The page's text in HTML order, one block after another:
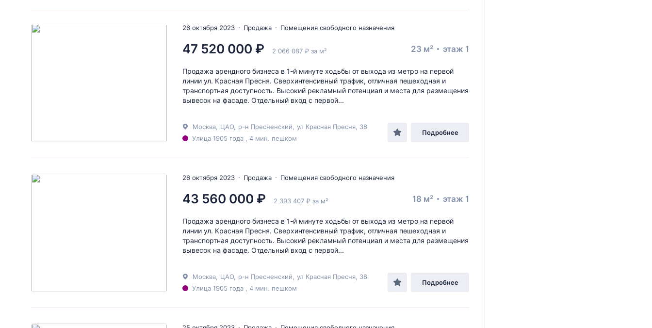
26 октября 2023 Продажа Помещения свободного назначения
47 520 000 ₽ 2 066 087 ₽ за м² 23 м² этаж 1
Продажа арендного бизнеса в 1-й минуте ходьбы от выхода из метро на первой
линии ул. Красная Пресня. Сверхинтенсивный трафик, отличная пешеходная и
транспортная доступность. Высокий рекламный потенциал и места для размещения
вывесок на фасаде. Отдельный вход с первой...
Москва ЦАО р-н Пресненский ул Красная Пресня , 38
Улица 1905 года , 4 мин. пешком
Подробнее
26 октября 2023 Продажа Помещения свободного назначения
43 560 000 ₽ 2 393 407 ₽ за м² 18 м² этаж 1
Продажа арендного бизнеса в 1-й минуте ходьбы от выхода из метро на первой
линии ул. Красная Пресня. Сверхинтенсивный трафик, отличная пешеходная и
транспортная доступность. Высокий рекламный потенциал и места для размещения
вывесок на фасаде. Отдельный вход с первой...
Москва ЦАО р-н Пресненский ул Красная Пресня , 38
Улица 1905 года , 4 мин. пешком
Подробнее